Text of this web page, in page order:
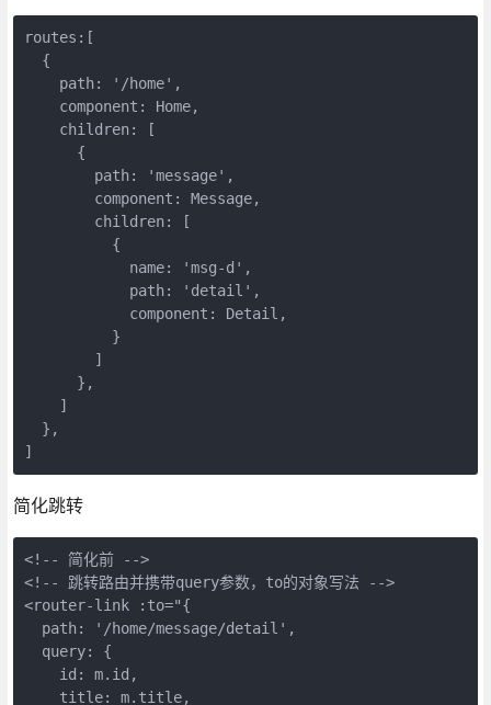
routes:[
  {
    path: '/home',
    component: Home,
    children: [
      {
        path: 'message',
        component: Message,
        children: [
          {
            name: 'msg-d',
            path: 'detail',
            component: Detail,
          }
        ]
      },
    ]
  },
简化跳转
<!-- 简化前 -->
<!-- 跳转路由并携带query参数，to的对象写法 -->
<router-link :to="{
  path: '/home/message/detail',
  query: {
    id: m.id,
    title: m.title,